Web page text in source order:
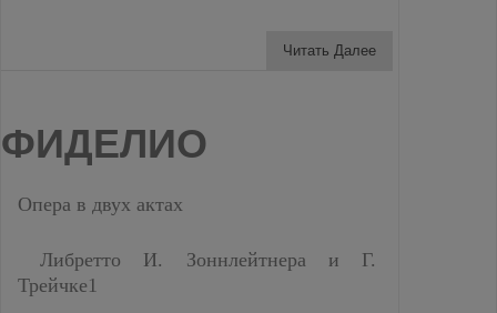
Читать Далее
ФИДЕЛИО
Опера в двух актах
Либретто И. Зоннлейтнера и Г.
Трейчке1